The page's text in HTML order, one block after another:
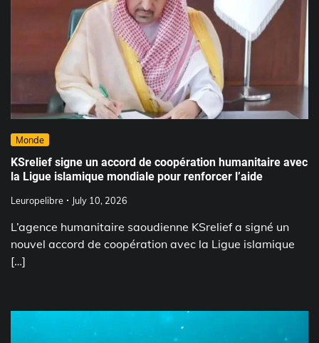
Monde
KSrelief signe un accord de coopération humanitaire avec
la Ligue islamique mondiale pour renforcer l’aide
Leuropelibre July 10, 2026
L’agence humanitaire saoudienne KSrelief a signé un
nouvel accord de coopération avec la Ligue islamique
[…]